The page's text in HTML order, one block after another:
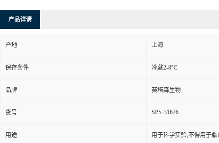
产品详请
产地 上海
保存条件 冷藏2-8°C
品牌 赛培森生物
货号 SPS-31676
用途 用于科学实验,不得用于临